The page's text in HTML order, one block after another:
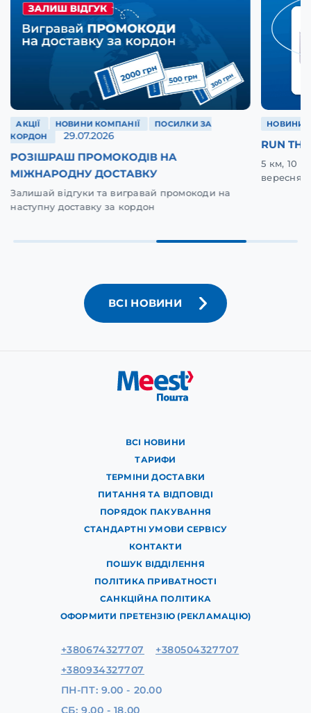
АКЦІЇ НОВИНИ КОМПАНІЇ
ПОСИЛКИ ЗА
КОРДОН
29.07.2026
РОЗІШРАШ ПРОМОКОДІВ НА
МІЖНАРОДНУ ДОСТАВКУ
Залишай відгуки та вигравай промокоди на
наступну доставку за кордон
НОВИНИ
RUN
5 км, 10
вересня
ВСІ НОВИНИ
ВСІ НОВИНИ
ТАРИФИ
ТЕРМІНИ ДОСТАВКИ
ПИТАННЯ ТА ВІДПОВІДІ
ПОРЯДОК ПАКУВАННЯ
СТАНДАРТНІ УМОВИ СЕРВІСУ
КОНТАКТИ
ПОШУК ВІДДІЛЕННЯ
ПОЛІТИКА ПРИВАТНОСТІ
САНКЦІЙНА ПОЛІТИКА
ОФОРМИТИ ПРЕТЕНЗІЮ (РЕКЛАМАЦІЮ)
+380674327707
+380504327707
+380934327707
ПН-ПТ: 9.00 - 20.00
СБ: 9.00 - 18.00